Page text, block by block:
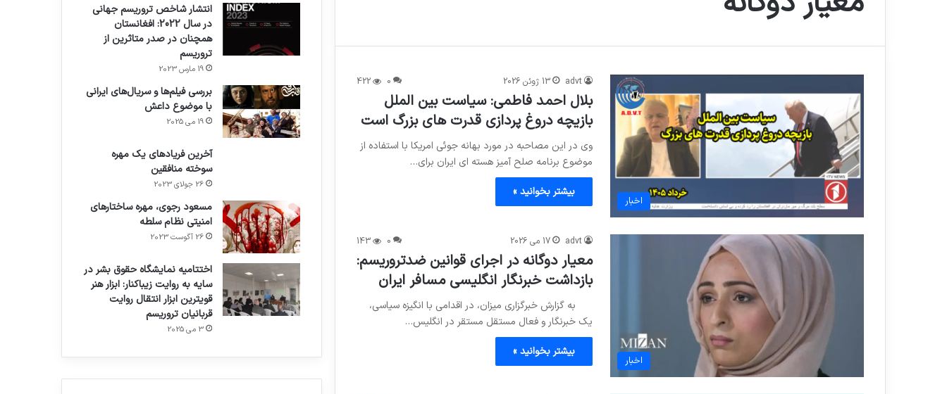
اخبار
advt 13 ژوئن 2026 0
422
بلال احمد فاطمی: سیاست بین الملل
بازیچه دروغ پردازی قدرت های بزرگ است
وی در این مصاحبه در مورد بهانه جوئی امریکا با استفاده از
موضوع برنامه صلح آمیز هسته ای ایران برای…
بیشتر بخوانید »
اخبار
advt 17 می 2026 0
143
معیار دوگانه در اجرای قوانین ضدتروریسم:
بازداشت خبرنگار انگلیسی مسافر ایران
به گزارش خبرگزاری میزان، در اقدامی با انگیزه سیاسی،
یک خبر‌نگار و فعال مستقل مستقر در انگلیس…
بیشتر بخوانید »
انتشار شاخص تروریسم جهانی
در سال 2022: افغانستان
همچنان در صدر متاثرین از
تروریسم
19 مارس 2023
بررسی فیلم‌ها و سریال‌های ایرانی
با موضوع داعش
19 می 2025
آخرین فریادهای یک مهره
سوخته منافقین
26 جولای 2023
مسعود رجوی، مهره ساختارهای
امنیتی نظام سلطه
26 آگوست 2023
اختتامیه نمایشگاه حقوق بشر در
سایه به روایت زیباکنار: ابزار هنر
قویترین ابزار انتقال روایت
قربانیان تروریسم
3 می 2025